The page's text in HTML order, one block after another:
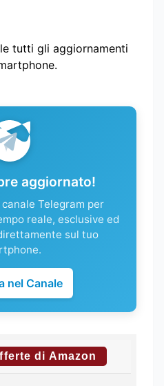
tutti gli aggiornamenti
aggiornato!
Telegram per
reale, esclusive ed
sul tuo
nel Canale